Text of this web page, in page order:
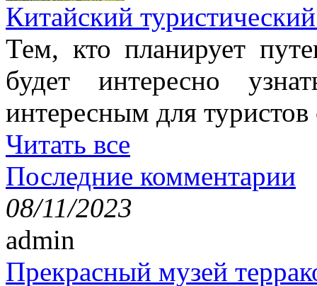
Китайский
Тем, кто планирует
будет интересно
интересным для
Читать все
Последние комментарии
08/11/2023
admin
Прекрасный музей